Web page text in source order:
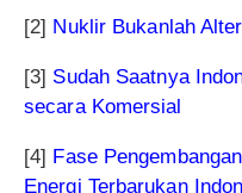
[2] Nuklir Bukanlah
[3] Sudah Saatnya
secara Komersial
[4] Fase
Energi Terbarukan